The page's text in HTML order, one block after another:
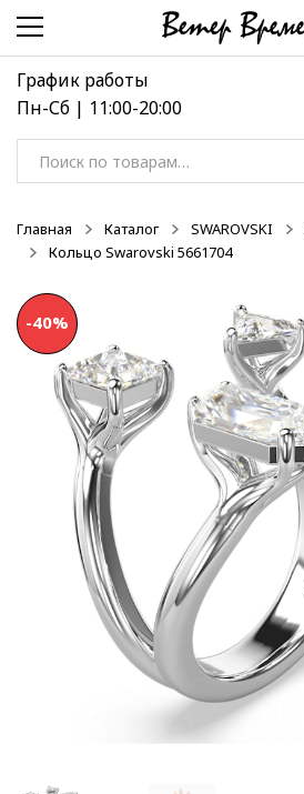
Перейти
навигации
Перейти
содержимому
График работы
Пн-Сб | 11:00-20:00
Искать:
Главная Каталог SWAROVSKI
Кольцо Swarovski 5661704
-40%
-50%